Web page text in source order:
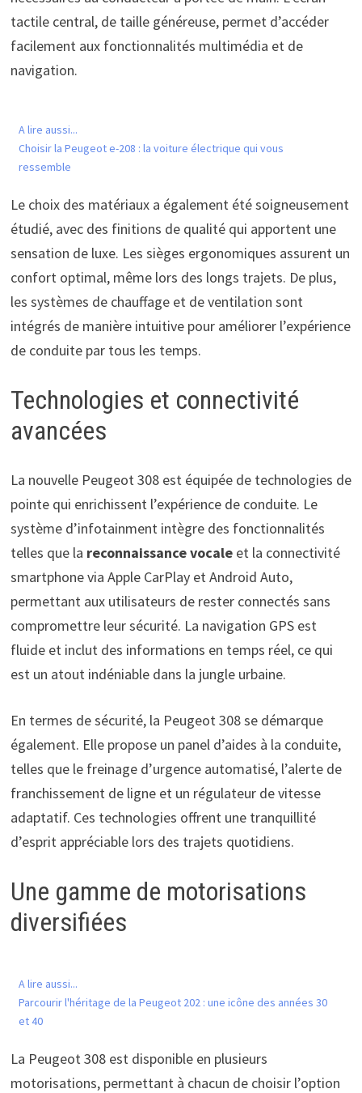
tactile central, de taille généreuse, permet d’accéder
facilement aux fonctionnalités multimédia et de
navigation.
A lire aussi...
Choisir la Peugeot e-208 : la voiture électrique qui vous
ressemble
Le choix des matériaux a également été soigneusement
étudié, avec des finitions de qualité qui apportent une
sensation de luxe. Les sièges ergonomiques assurent un
confort optimal, même lors des longs trajets. De plus,
les systèmes de chauffage et de ventilation sont
intégrés de manière intuitive pour améliorer l’expérience
de conduite par tous les temps.
Technologies et connectivité
avancées
La nouvelle Peugeot 308 est équipée de technologies de
pointe qui enrichissent l’expérience de conduite. Le
système d’infotainment intègre des fonctionnalités
telles que la reconnaissance vocaleet la connectivité
smartphone via Apple CarPlay et Android Auto,
permettant aux utilisateurs de rester connectés sans
compromettre leur sécurité. La navigation GPS est
fluide et inclut des informations en temps réel, ce qui
est un atout indéniable dans la jungle urbaine.
En termes de sécurité, la Peugeot 308 se démarque
également. Elle propose un panel d’aides à la conduite,
telles que le freinage d’urgence automatisé, l’alerte de
franchissement de ligne et un régulateur de vitesse
adaptatif. Ces technologies offrent une tranquillité
d’esprit appréciable lors des trajets quotidiens.
Une gamme de motorisations
diversifiées
A lire aussi...
Parcourir l'héritage de la Peugeot 202 : une icône des années 30
et 40
La Peugeot 308 est disponible en plusieurs
motorisations, permettant à chacun de choisir l’option